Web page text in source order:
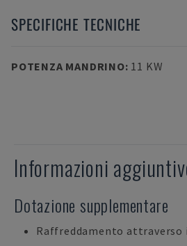
SPECIFICHE TECNICHE
POTENZA MANDRINO: 11 KW
Informazioni
Dotazione supplementare
Raffreddamento attraverso